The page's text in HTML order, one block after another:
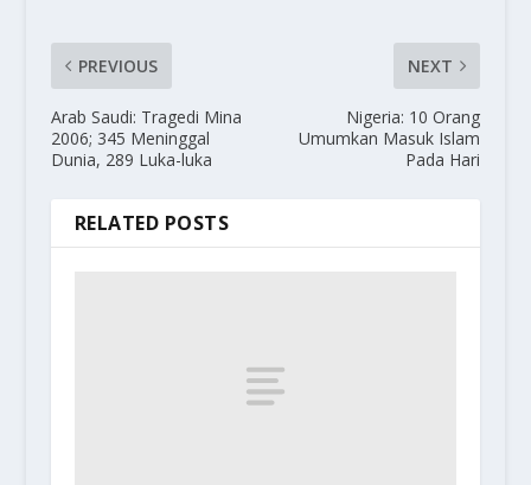
PREVIOUS
Arab Saudi: Tragedi Mina
2006; 345 Meninggal
Dunia, 289 Luka-luka
NEXT
Nigeria: 10 Orang
Umumkan Masuk Islam
Pada Hari
RELATED POSTS